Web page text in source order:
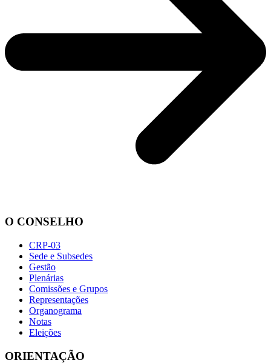
O CONSELHO
CRP-03
Sede e Subsedes
Gestão
Plenárias
Comissões e Grupos
Representações
Organograma
Notas
Eleições
ORIENTAÇÃO